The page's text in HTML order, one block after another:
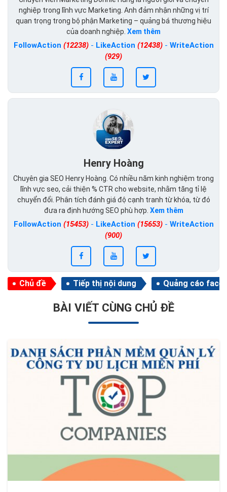
nghiệp trong lĩnh vực Marketing. Anh đảm nhận những vị trí
quan trọng trong bộ phận Marketing – quảng bá thương hiệu
của doanh nghiệp. Xem thêm
FollowAction (12238)- LikeAction (12438)- WriteAction
(929)
Henry Hoàng
Chuyên gia SEO Henry Hoàng. Có nhiều năm kinh nghiệm trong
lĩnh vực seo, cải thiện % CTR cho website, nhằm tăng tỉ lệ
chuyển đổi. Phân tích đánh giá độ cạnh tranh từ khóa, từ đó
đưa ra định hướng SEO phù hợp. Xem thêm
FollowAction (15453)- LikeAction (15653)- WriteAction
(900)
Chủ đề Tiếp thị nội dung Quảng cáo
BÀI VIẾT CÙNG CHỦ ĐỀ